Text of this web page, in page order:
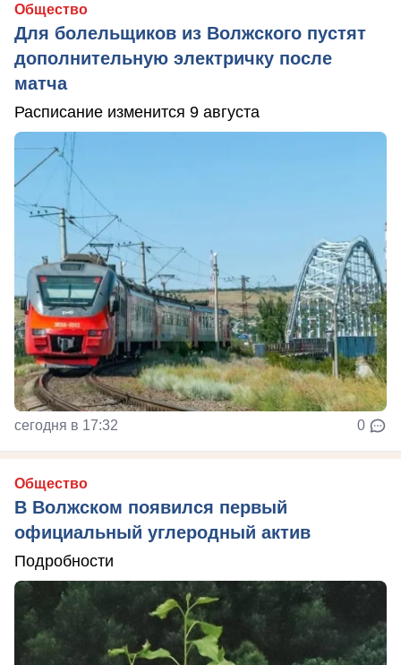
Общество
Для болельщиков из Волжского пустят
дополнительную электричку после
матча
Расписание изменится 9 августа
сегодня в 17:32 0
Общество
В Волжском появился первый
официальный углеродный актив
Подробности